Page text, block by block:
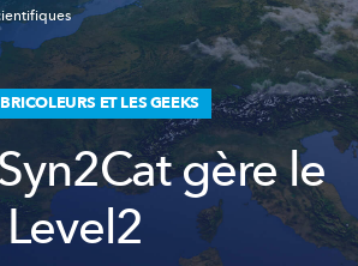
ET LES GEEKS
gère le